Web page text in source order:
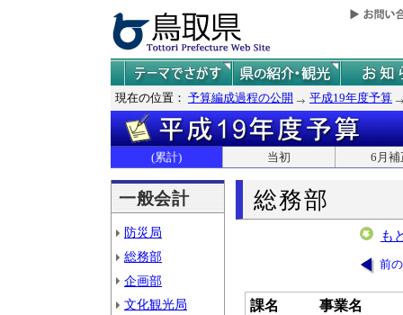
現在の位置： 予算編成過程の公開 平成19年度予算
(累計) 当初 6月補
一般会計
防災局
総務部
企画部
文化観光局
総務部
も
前
課名
事業名